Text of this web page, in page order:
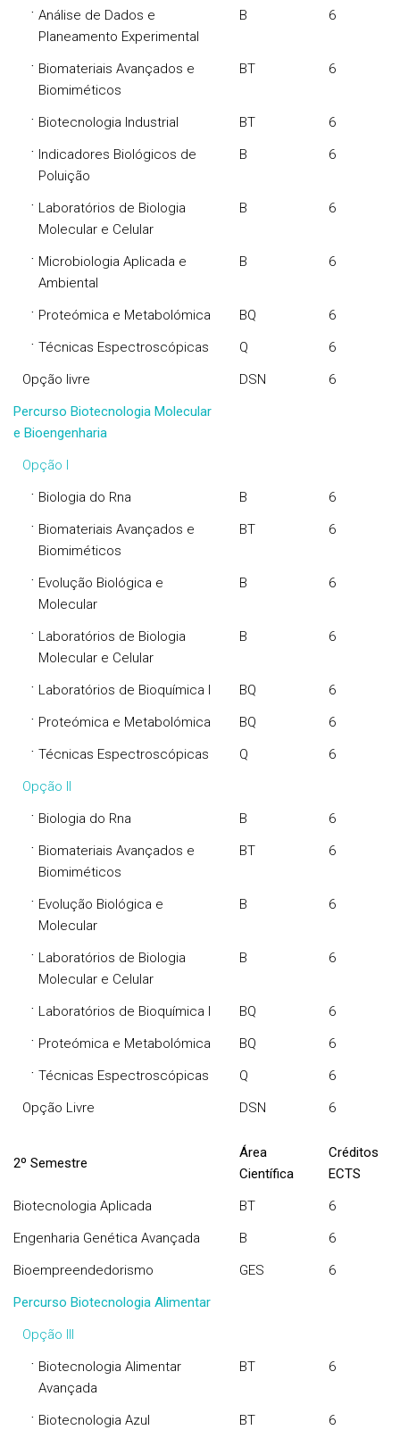
· Análise de Dados e
Planeamento Experimental
B 6
· Biomateriais Avançados e
Biomiméticos
BT 6
· Biotecnologia Industrial BT 6
· Indicadores Biológicos de
Poluição
B 6
· Laboratórios de Biologia
Molecular e Celular
B 6
· Microbiologia Aplicada e
Ambiental
B 6
· Proteómica e Metabolómica BQ 6
· Técnicas Espectroscópicas Q
6
Opção livre
DSN
6
Percurso Biotecnologia Molecular
e Bioengenharia
Opção I
· Biologia do Rna B 6
· Biomateriais Avançados e
Biomiméticos
BT 6
· Evolução Biológica e
Molecular
B 6
· Laboratórios de Biologia
Molecular e Celular
B 6
· Laboratórios de Bioquímica I BQ 6
· Proteómica e Metabolómica BQ 6
· Técnicas Espectroscópicas Q
6
Opção II
· Biologia do Rna B 6
· Biomateriais Avançados e
Biomiméticos
BT 6
· Evolução Biológica e
Molecular
B 6
· Laboratórios de Biologia
Molecular e Celular
B 6
· Laboratórios de Bioquímica I BQ 6
· Proteómica e Metabolómica BQ 6
· Técnicas Espectroscópicas Q
6
Opção Livre
DSN 6
2º Semestre
Área
Científica
Créditos
ECTS
Biotecnologia Aplicada
BT
6
Engenharia Genética Avançada
B
6
Bioempreendedorismo
GES
6
Percurso Biotecnologia Alimentar
Opção III
· Biotecnologia Alimentar
Avançada
BT 6
· Biotecnologia Azul BT 6